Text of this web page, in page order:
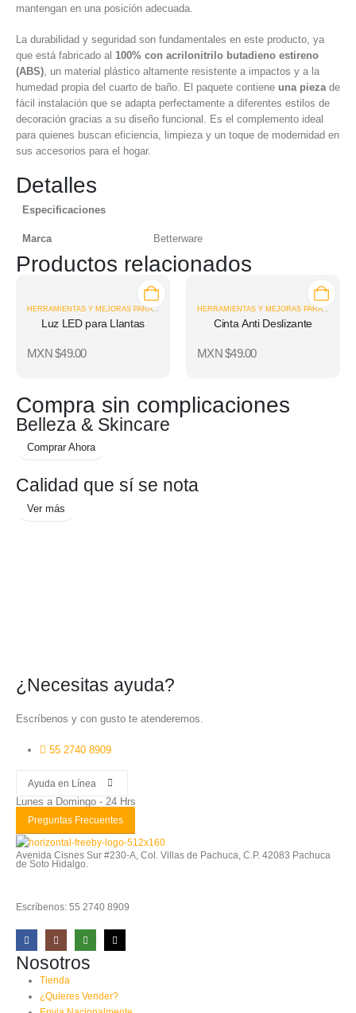
mantengan en una posición adecuada.
La durabilidad y seguridad son fundamentales en este producto, ya
que está fabricado al 100% con acrilonitrilo butadieno estireno
(ABS), un material plástico altamente resistente a impactos y a la
humedad propia del cuarto de baño. El paquete contiene una piezade
fácil instalación que se adapta perfectamente a diferentes estilos de
decoración gracias a su diseño funcional. Es el complemento ideal
para quienes buscan eficiencia, limpieza y un toque de modernidad en
sus accesorios para el hogar.
Detalles
Especificaciones
Marca Betterware
Productos relacionados
HERRAMIENTAS Y MEJORAS PARA EL HOGAR
Luz LED para Llantas
MXN $49.00
HERRAMIENTAS Y MEJORAS PARA EL HOGAR
Cinta Anti Deslizante
MXN $49.00
Compra sin complicaciones
Belleza & Skincare
Comprar Ahora
Calidad que sí se nota
Ver más
¿Necesitas ayuda?
Escríbenos y con gusto te atenderemos.
55 2740 8909
Ayuda en Línea
Lunes a Domingo - 24 Hrs
Preguntas Frecuentes
Avenida Cisnes Sur #230-A, Col. Villas de Pachuca, C.P. 42083 Pachuca
de Soto Hidalgo.
Escríbenos: 55 2740 8909
Nosotros
Tienda
¿Quieres Vender?